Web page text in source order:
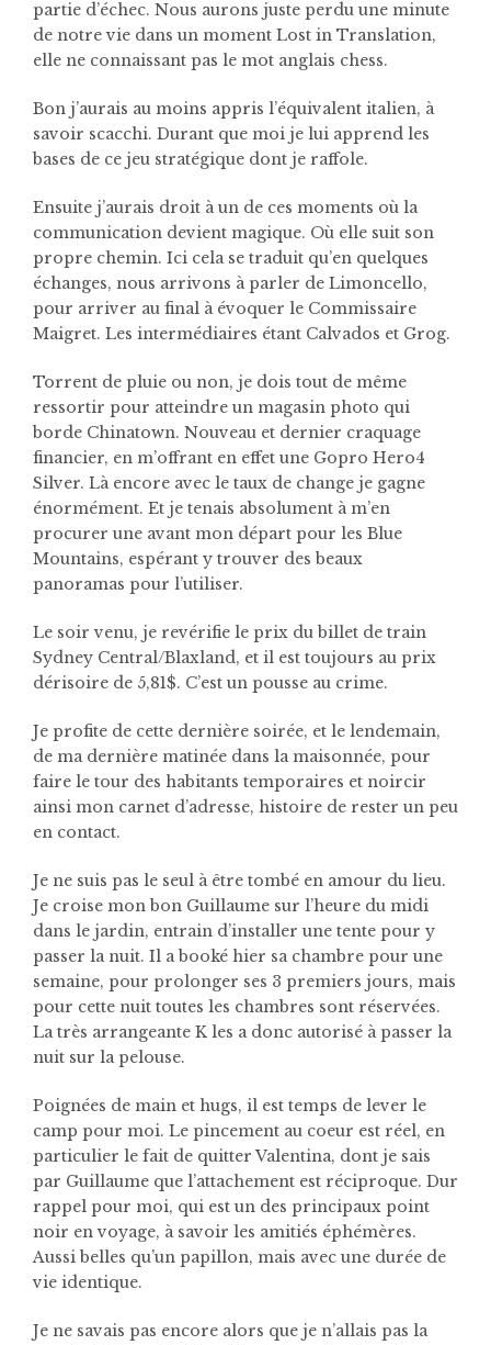
partie d’échec. Nous aurons juste perdu une minute
de notre vie dans un moment Lost in Translation,
elle ne connaissant pas le mot anglais chess.
Bon j’aurais au moins appris l’équivalent italien, à
savoir scacchi. Durant que moi je lui apprend les
bases de ce jeu stratégique dont je raffole.
Ensuite j’aurais droit à un de ces moments où la
communication devient magique. Où elle suit son
propre chemin. Ici cela se traduit qu’en quelques
échanges, nous arrivons à parler de Limoncello,
pour arriver au final à évoquer le Commissaire
Maigret. Les intermédiaires étant Calvados et Grog.
Torrent de pluie ou non, je dois tout de même
ressortir pour atteindre un magasin photo qui
borde Chinatown. Nouveau et dernier craquage
financier, en m’offrant en effet une Gopro Hero4
Silver. Là encore avec le taux de change je gagne
énormément. Et je tenais absolument à m’en
procurer une avant mon départ pour les Blue
Mountains, espérant y trouver des beaux
panoramas pour l’utiliser.
Le soir venu, je revérifie le prix du billet de train
Sydney Central/Blaxland, et il est toujours au prix
dérisoire de 5,81$. C’est un pousse au crime.
Je profite de cette dernière soirée, et le lendemain,
de ma dernière matinée dans la maisonnée, pour
faire le tour des habitants temporaires et noircir
ainsi mon carnet d’adresse, histoire de rester un peu
en contact.
Je ne suis pas le seul à être tombé en amour du lieu.
Je croise mon bon Guillaume sur l’heure du midi
dans le jardin, entrain d’installer une tente pour y
passer la nuit. Il a booké hier sa chambre pour une
semaine, pour prolonger ses 3 premiers jours, mais
pour cette nuit toutes les chambres sont réservées.
La très arrangeante K les a donc autorisé à passer la
nuit sur la pelouse.
Poignées de main et hugs, il est temps de lever le
camp pour moi. Le pincement au coeur est réel, en
particulier le fait de quitter Valentina, dont je sais
par Guillaume que l’attachement est réciproque. Dur
rappel pour moi, qui est un des principaux point
noir en voyage, à savoir les amitiés éphémères.
Aussi belles qu’un papillon, mais avec une durée de
vie identique.
Je ne savais pas encore alors que je n’allais pas la